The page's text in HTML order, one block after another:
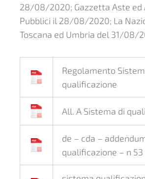
28/08/2020; Gazzetta Aste ed
Pubblici il 28/08/2020; La
Toscana ed Umbria del 31/08/
Regolamento
qualificazione
All. A Sistema di
de – cda –
qualificazione – n